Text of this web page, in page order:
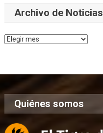
Archivo de Noticias
Archivo
Quiénes somos